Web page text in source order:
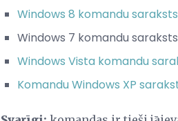
Windows 8 komandu saraksts
Windows 7 komandu saraksts
Windows Vista komandu
Komandu Windows XP